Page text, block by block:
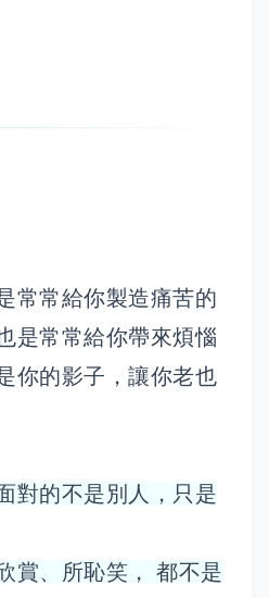
常常給你製造痛苦的
是常常給你帶來煩惱
你的影子，讓你老也
對的不是別人，只是
賞、所恥笑， 都不是